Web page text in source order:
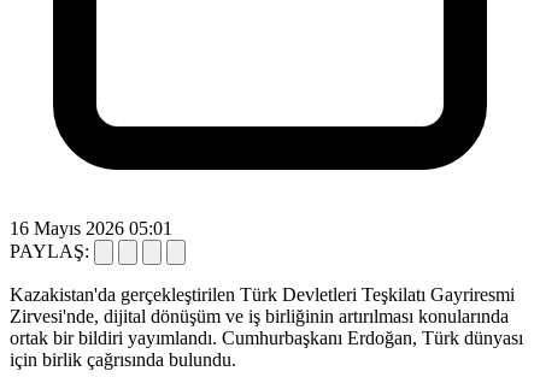
16 Mayıs 2026 05:01
PAYLAŞ:
Kazakistan'da gerçekleştirilen Türk Devletleri Teşkilatı Gayriresmi
Zirvesi'nde, dijital dönüşüm ve iş birliğinin artırılması konularında
ortak bir bildiri yayımlandı. Cumhurbaşkanı Erdoğan, Türk dünyası
için birlik çağrısında bulundu.